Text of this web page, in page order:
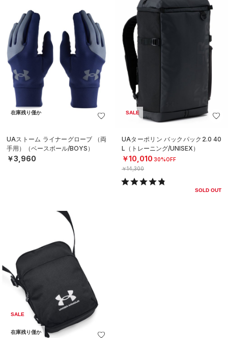
在庫残り僅か
UAストーム ライナーグローブ （両
手用）（ベースボール/BOYS）
￥3,960
SALE
UAターポリン バックパック2.0 40
L（トレーニング/UNISEX）
￥10,010 30%OFF
￥14,300
SOLD OUT
SALE
在庫残り僅か